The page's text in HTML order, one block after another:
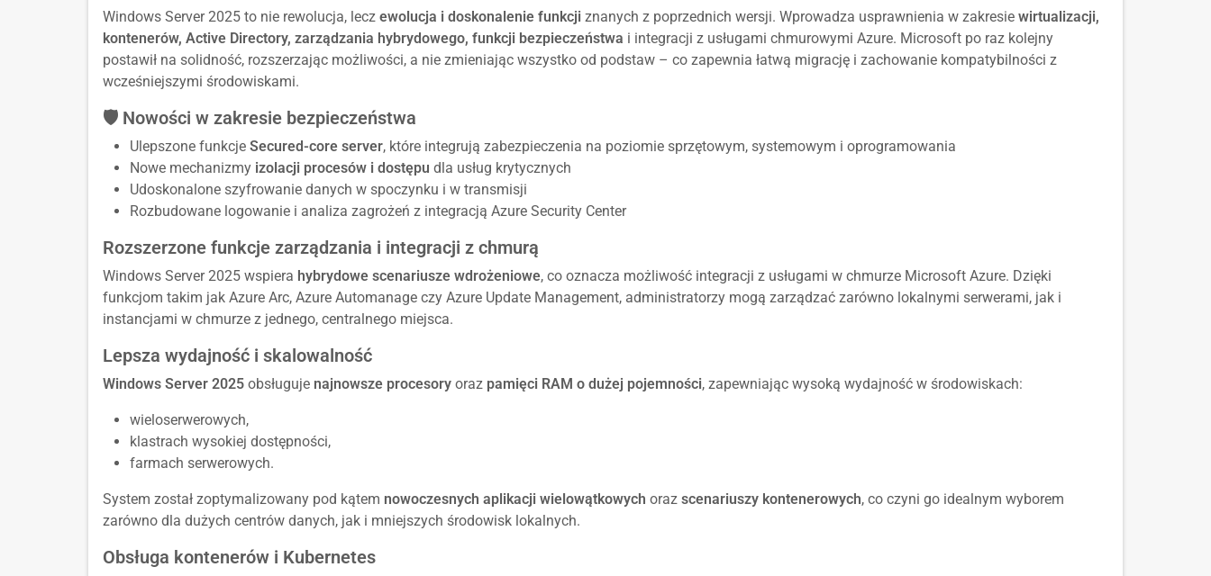
Windows Server 2025 to nie rewolucja, lecz ewolucja i doskonalenie funkcji znanych z poprzednich wersji. Wprowadza usprawnienia w zakresie wirtualizacji,
kontenerów, Active Directory, zarządzania hybrydowego, funkcji bezpieczeństwa i integracji z usługami chmurowymi Azure. Microsoft po raz kolejny
postawił na solidność, rozszerzając możliwości, a nie zmieniając wszystko od podstaw – co zapewnia łatwą migrację i zachowanie kompatybilności z
wcześniejszymi środowiskami.
🛡️ Nowości w zakresie bezpieczeństwa
Ulepszone funkcje Secured-core server, które integrują zabezpieczenia na poziomie sprzętowym, systemowym i oprogramowania
Nowe mechanizmy izolacji procesów i dostępu dla usług krytycznych
Udoskonalone szyfrowanie danych w spoczynku i w transmisji
Rozbudowane logowanie i analiza zagrożeń z integracją Azure Security Center
Rozszerzone funkcje zarządzania i integracji z chmurą
Windows Server 2025 wspiera hybrydowe scenariusze wdrożeniowe, co oznacza możliwość integracji z usługami w chmurze Microsoft Azure. Dzięki
funkcjom takim jak Azure Arc, Azure Automanage czy Azure Update Management, administratorzy mogą zarządzać zarówno lokalnymi serwerami, jak i
instancjami w chmurze z jednego, centralnego miejsca.
Lepsza wydajność i skalowalność
Windows Server 2025 obsługuje najnowsze procesory oraz pamięci RAM o dużej pojemności, zapewniając wysoką wydajność w środowiskach:
wieloserwerowych,
klastrach wysokiej dostępności,
farmach serwerowych.
System został zoptymalizowany pod kątem nowoczesnych aplikacji wielowątkowych oraz scenariuszy kontenerowych, co czyni go idealnym wyborem
zarówno dla dużych centrów danych, jak i mniejszych środowisk lokalnych.
Obsługa kontenerów i Kubernetes